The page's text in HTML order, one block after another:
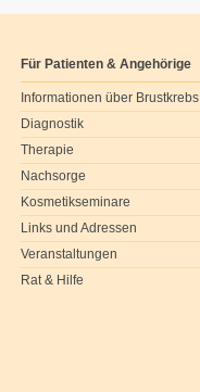
Für Patienten & Angehörige
Informationen über Brustkrebs
Diagnostik
Therapie
Nachsorge
Kosmetikseminare
Links und Adressen
Veranstaltungen
Rat & Hilfe